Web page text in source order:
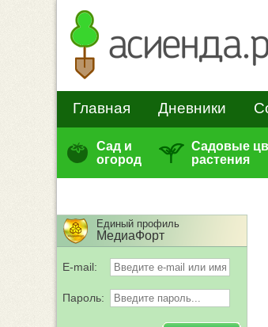
Главная Дневники
Сад и
огород
Садовые
растения
Единый профиль
МедиаФорт
E-mail:
Пароль: